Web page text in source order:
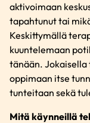
aktivoimaan
tapahtunut tai
Keskittymällä
kuuntelemaan
tänään.
oppimaan itse
tunteitaan sekä
Mitä käynneillä